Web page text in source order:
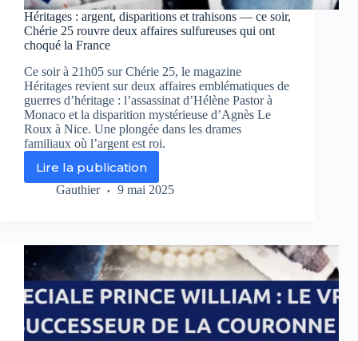
Héritages : argent, disparitions et trahisons — ce soir,
Chérie 25 rouvre deux affaires sulfureuses qui ont
choqué la France
Ce soir à 21h05 sur Chérie 25, le magazine
Héritages revient sur deux affaires emblématiques de
guerres d’héritage : l’assassinat d’Hélène Pastor à
Monaco et la disparition mystérieuse d’Agnès Le
Roux à Nice. Une plongée dans les drames
familiaux où l’argent est roi.
Lire la publication
Héritages
:
trahisons
—
ce
soir,
25
Gauthier 9 mai 2025